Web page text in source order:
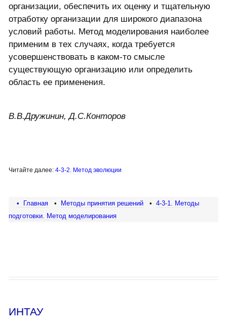
организации, обеспечить их оценку и тщательную
отработку организации для широкого диапазона
условий работы. Метод моделирования наиболее
применим в тех случаях, когда требуется
усовершенствовать в каком-то смысле
существующую организацию или определить
область ее применения.
В.В.Дружинин, Д.С.Конторов
Читайте далее: 4-3-2. Метод эволюции
• Главная• Методы принятия решений• 4-3-1. Методы
подготовки. Метод моделирования
ИНТАУ